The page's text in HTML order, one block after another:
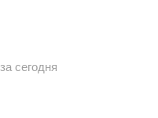
сегодня